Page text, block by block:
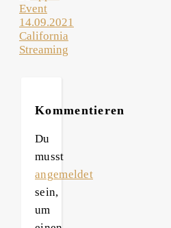
Kommentieren
Du
musst
angemeldet
sein,
um